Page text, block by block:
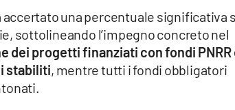
una percentuale significativa
sottolineando l’impegno concreto nel
dei progetti finanziati con fondi PNRR
stabiliti, mentre tutti i fondi obbligatori